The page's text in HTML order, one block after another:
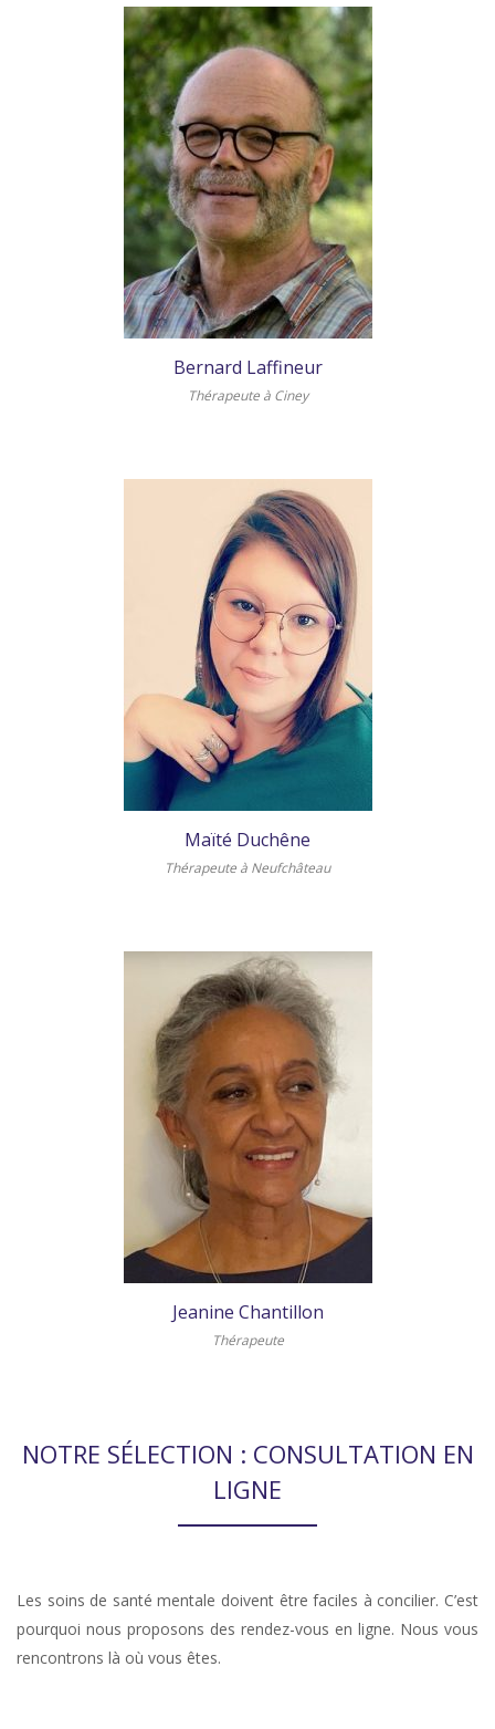
Bernard Laffineur
Thérapeute à Ciney
Maïté Duchêne
Thérapeute à Neufchâteau
Jeanine Chantillon
Thérapeute
NOTRE SÉLECTION : CONSULTATION EN
LIGNE
Les soins de santé mentale doivent être faciles à concilier. C’est
pourquoi nous proposons des rendez-vous en ligne. Nous vous
rencontrons là où vous êtes.